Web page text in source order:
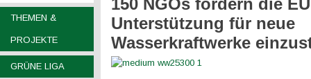
THEMEN &
PROJEKTE
GRÜNE LIGA
150 NGOs fordern die
Unterstützung für neue
Wasserkraftwerke